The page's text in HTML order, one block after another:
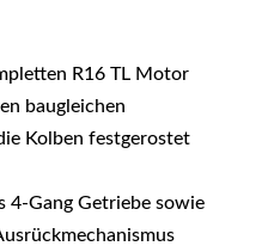
R16 TL Motor
baugleichen
Kolben festgerostet
4-Gang Getriebe sowie